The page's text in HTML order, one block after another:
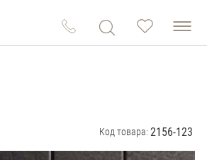
Код товара: 2156-123